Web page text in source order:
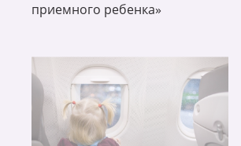
приемного ребенка»